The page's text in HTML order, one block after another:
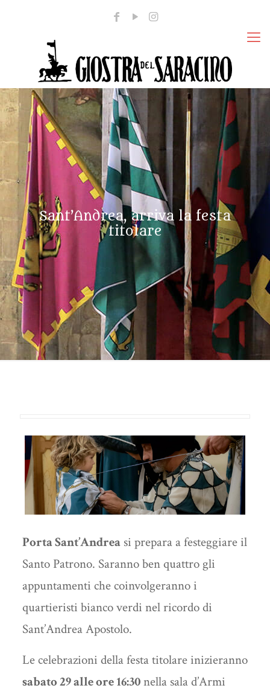
Sant’Andrea, arriva la festa
titolare
Porta Sant’Andreasi prepara a festeggiare il
Santo Patrono. Saranno ben quattro gli
appuntamenti che coinvolgeranno i
quartieristi bianco verdi nel ricordo di
Sant’Andrea Apostolo.
Le celebrazioni della festa titolare inizieranno
sabato 29 alle ore 16:30nella sala d’Armi